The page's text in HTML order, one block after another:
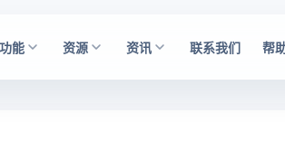
功能 资源 资讯 联系我们 帮